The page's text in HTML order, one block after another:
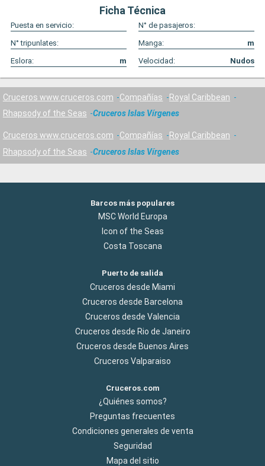
Ficha Técnica
Puesta en servicio:
N° de pasajeros:
N° tripunlates:
Manga:
m
Eslora:
m Velocidad: Nudos
Cruceros www.cruceros.com Compañías
Royal Caribbean
Rhapsody of the Seas
Cruceros Islas Vírgenes
Cruceros www.cruceros.com Compañías
Royal Caribbean
Rhapsody of the Seas
Cruceros Islas Vírgenes
Barcos más populares
MSC World Europa
Icon of the Seas
Costa Toscana
Puerto de salida
Cruceros desde Miami
Cruceros desde Barcelona
Cruceros desde Valencia
Cruceros desde Rio de Janeiro
Cruceros desde Buenos Aires
Cruceros Valparaiso
Cruceros.com
¿Quiénes somos?
Preguntas frecuentes
Condiciones generales de venta
Seguridad
Mapa del sitio